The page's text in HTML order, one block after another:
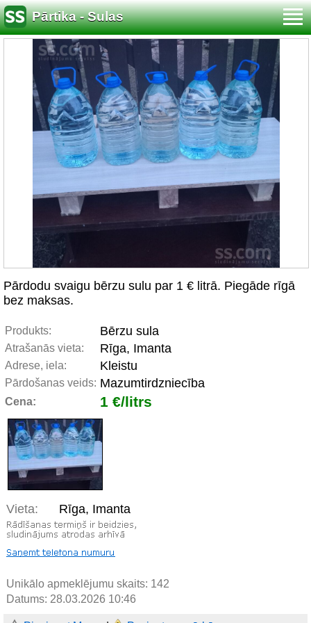
Pārtika - Sulas
Pārdodu svaigu bērzu sulu par 1 € litrā. Piegāde rīgā
bez maksas.
Produkts: Bērzu sula
Atrašanās vieta: Rīga, Imanta
Adrese, iela: Kleistu
Pārdošanas veids: Mazumtirdzniecība
Cena: 1 €/litrs
Vieta: Rīga, Imanta
Unikālo apmeklējumu skaits: 142
Datums: 28.03.2026 10:46